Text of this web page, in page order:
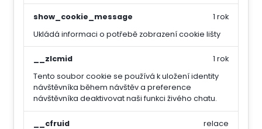
show_cookie_message
Ukládá informaci o potřebě zobrazení cookie lišty
1 rok
__zlcmid
Tento soubor cookie se používá k uložení identity
návštěvníka během návštěv a preference
návštěvníka deaktivovat naši funkci živého chatu.
1 rok
__cfruid
relace